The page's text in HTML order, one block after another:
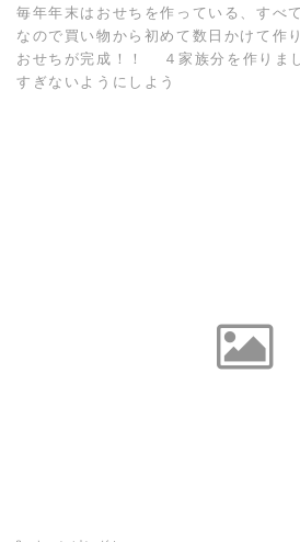
毎年年末はおせちを作っている、すべ
なので買い物から初めて数日かけて作
おせちが完成！！ ４家族分を作りま
すぎないようにしよう
READ MORE